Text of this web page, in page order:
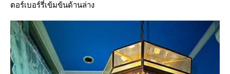
ตอร์เบอร์รี่เข้มข้นด้านล่าง